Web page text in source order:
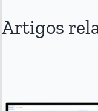
Artigos